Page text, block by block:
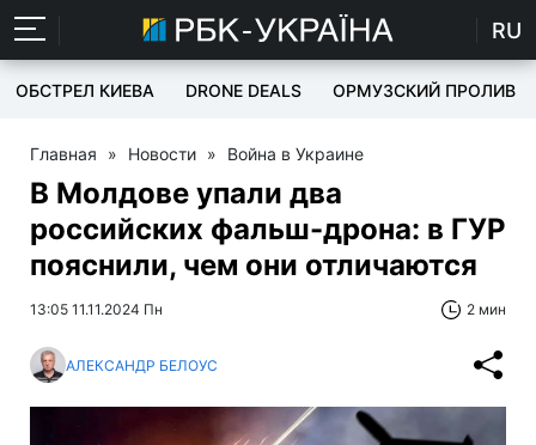
RU
ОБСТРЕЛ КИЕВА DRONE DEALS ОРМУЗСКИЙ ПРОЛИВ
Главная » Новости » Война в Украине
В Молдове упали два
российских фальш-дрона: в ГУР
пояснили, чем они отличаются
13:05 11.11.2024 Пн 2 мин
АЛЕКСАНДР БЕЛОУС